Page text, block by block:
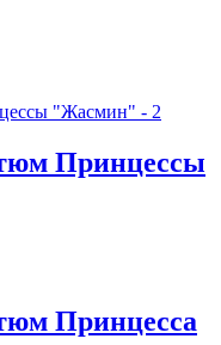
Принцессы
Принцесса